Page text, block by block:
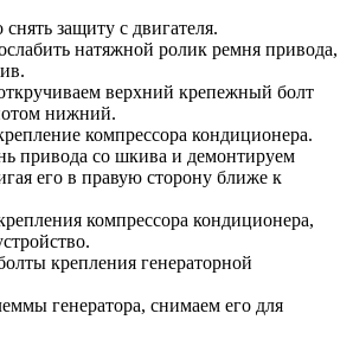
защиту с двигателя.
натяжной ролик ремня привода,
верхний крепежный болт
нижний.
компрессора кондиционера.
привода со шкива и демонтируем
его в правую сторону ближе к
компрессора кондиционера,
крепления генераторной
генератора, снимаем его для